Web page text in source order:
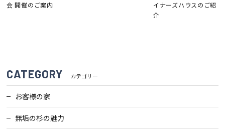
会 開催のご案内
イナーズハウスのご紹
介
CATEGORY カテゴリー
お客様の家
無垢の杉の魅力